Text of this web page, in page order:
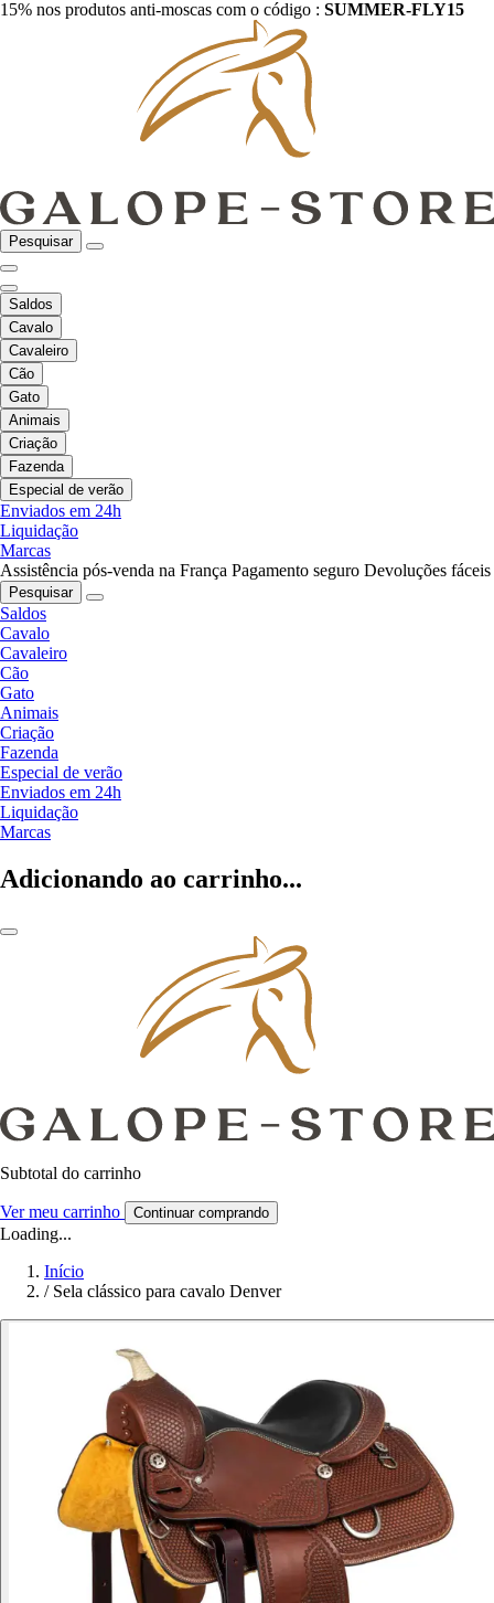
15% nos produtos anti-moscas com o código : SUMMER-FLY15
Pesquisar
Saldos
Cavalo
Cavaleiro
Cão
Gato
Animais
Criação
Fazenda
Especial de verão
Enviados em 24h
Liquidação
Marcas
Assistência pós-venda na França Pagamento seguro Devoluções fáceis
Pesquisar
Saldos
Cavalo
Cavaleiro
Cão
Gato
Animais
Criação
Fazenda
Especial de verão
Enviados em 24h
Liquidação
Marcas
Adicionando ao carrinho...
Subtotal do carrinho
Ver meu carrinho Continuar comprando
Loading...
Início
/ Sela clássico para cavalo Denver